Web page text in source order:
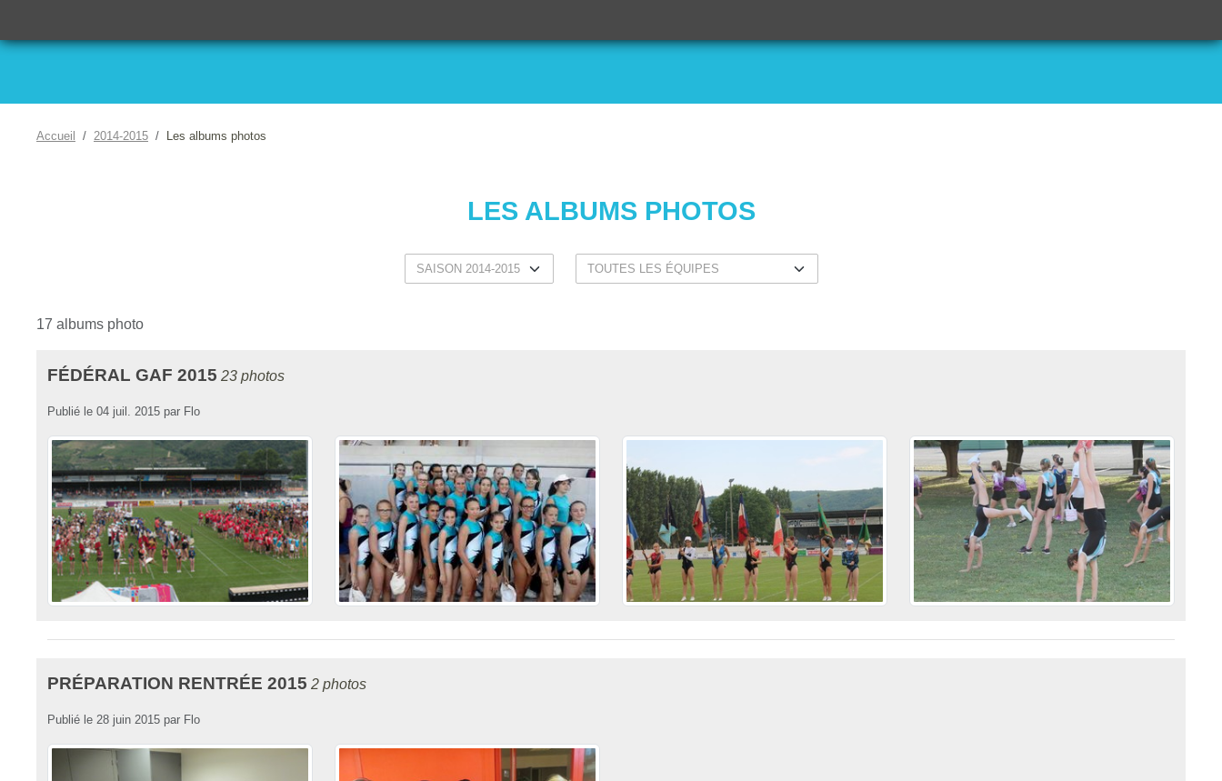
Accueil 2014-2015 Les albums photos
LES ALBUMS PHOTOS
17 albums photo
FÉDÉRAL GAF 2015 23 photos
Publié le 04 juil. 2015 par Flo
PRÉPARATION RENTRÉE 2015 2 photos
Publié le 28 juin 2015 par Flo